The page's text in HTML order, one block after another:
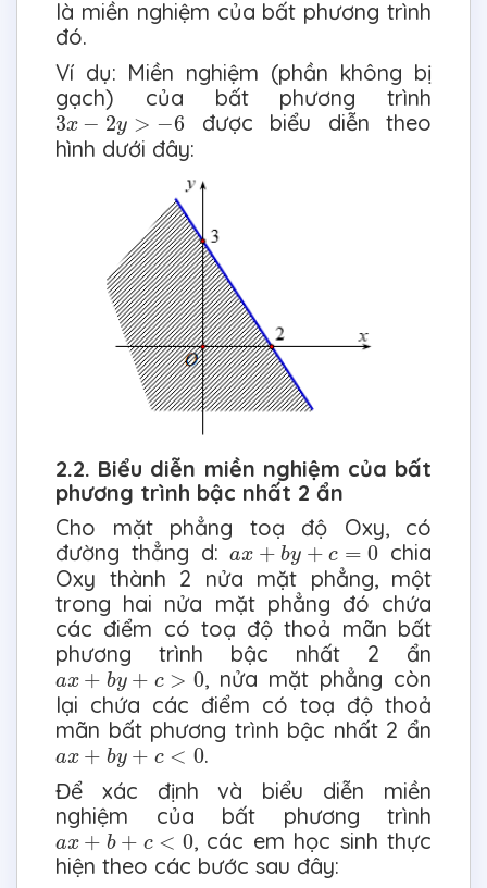
là miền nghiệm của bất phương trình
đó.
Ví dụ: Miền nghiệm (phần không bị
gạch) của bất phương trình
3x − 2y > −6
3x−2 y>−6
được biểu diễn theo
hình dưới đây:
2.2. Biểu diễn miền nghiệm của bất
phương trình bậc nhất 2 ẩn
Cho mặt phẳng toạ độ Oxy, có
đường thẳng d:ax + by + c = 0
ax+by+c= 0
chia
Oxy thành 2 nửa mặt phẳng, một
trong hai nửa mặt phẳng đó chứa
các điểm có toạ độ thoả mãn bất
phương trình bậc nhất 2 ẩn
ax + by + c > 0
ax+by+c> 0
, nửa mặt phẳng còn
lại chứa các điểm có toạ độ thoả
mãn bất phương trình bậc nhất 2 ẩn
ax + by + c < 0
a x+b y+c< 0
.
Để xác định và biểu diễn miền
nghiệm của bất phương trình
ax + b + c < 0
ax+b+c< 0
, các em học sinh thực
hiện theo các bước sau đây: